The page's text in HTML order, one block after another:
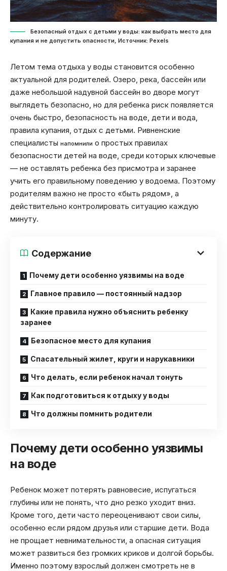
Безопасный отдых с детьми у воды: как выбрать место для
купания и не допустить опасности, Источник: Pexels
Летом тема отдыха у воды становится особенно
актуальной для родителей. Озеро, река, бассейн или
даже небольшой надувной бассейн во дворе могут
выглядеть безопасно, но для ребенка риск появляется
очень быстро, безопасность на воде, дети и вода,
правила купания, отдых с детьми. Ривненские
специалисты напомнили о простых правилах
безопасности детей на воде, среди которых ключевые
— не оставлять ребенка без присмотра и заранее
учить его правильному поведению у водоема. Поэтому
родителям важно не просто «быть рядом», а
действительно контролировать ситуацию каждую
минуту.
Содержание
Почему дети особенно уязвимы на воде
Главное правило — постоянный надзор
Какие правила нужно объяснить ребенку
заранее
Безопасное место для купания
Спасательный жилет, круги и нарукавники
Что делать, если ребенок начал тонуть
Как подготовиться к отдыху у воды
Что должны помнить родители
Почему дети особенно уязвимы
на воде
Ребенок может потерять равновесие, испугаться
глубины или не понять, что дно резко уходит вниз.
Кроме того, дети часто переоценивают свои силы,
особенно если рядом друзья или старшие дети. Вода
не прощает невнимательности, а опасная ситуация
может развиться без громких криков и долгой борьбы.
Именно поэтому взрослый должен смотреть не в